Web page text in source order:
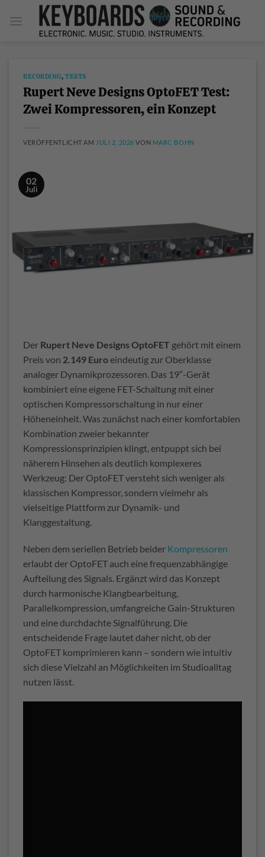
Inhalt
RECORDING,TESTS
Rupert Neve Designs OptoFET Test:
Zwei Kompressoren, ein Konzept
VERÖFFENTLICHT AM JULI 2, 2026 VON MARC BOHN
02
Juli
Der Rupert Neve Designs OptoFET gehört mit einem
Preis von 2.149 Euroeindeutig zur Oberklasse
analoger Dynamikprozessoren. Das 19″-Gerät
kombiniert eine eigene FET-Schaltung mit einer
optischen Kompressorschaltung in nur einer
Höheneinheit. Was zunächst nach einer komfortablen
Kombination zweier bekannter
Kompressionsprinzipien klingt, entpuppt sich bei
näherem Hinsehen als deutlich komplexeres
Werkzeug: Der OptoFET versteht sich weniger als
klassischen Kompressor, sondern vielmehr als
vielseitige Plattform zur Dynamik- und
Klanggestaltung.
Neben dem seriellen Betrieb beider Kompressoren
erlaubt der OptoFET auch eine frequenzabhängige
Aufteilung des Signals. Ergänzt wird das Konzept
durch harmonische Klangbearbeitung,
Parallelkompression, umfangreiche Gain-Strukturen
und eine durchdachte Signalführung. Die
entscheidende Frage lautet daher nicht, ob der
OptoFET komprimieren kann – sondern wie intuitiv
sich diese Vielzahl an Möglichkeiten im Studioalltag
nutzen lässt.